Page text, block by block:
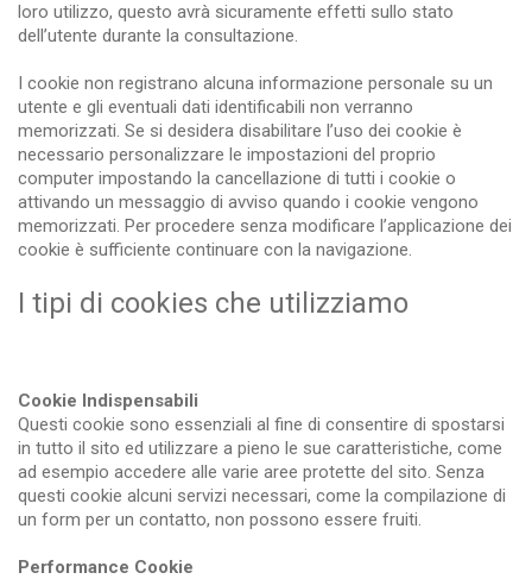
loro utilizzo, questo avrà sicuramente effetti sullo stato
dell’utente durante la consultazione.
I cookie non registrano alcuna informazione personale su un
utente e gli eventuali dati identificabili non verranno
memorizzati. Se si desidera disabilitare l’uso dei cookie è
necessario personalizzare le impostazioni del proprio
computer impostando la cancellazione di tutti i cookie o
attivando un messaggio di avviso quando i cookie vengono
memorizzati. Per procedere senza modificare l’applicazione dei
cookie è sufficiente continuare con la navigazione.
I tipi di cookies che utilizziamo
Cookie Indispensabili
Questi cookie sono essenziali al fine di consentire di spostarsi
in tutto il sito ed utilizzare a pieno le sue caratteristiche, come
ad esempio accedere alle varie aree protette del sito. Senza
questi cookie alcuni servizi necessari, come la compilazione di
un form per un contatto, non possono essere fruiti.
Performance Cookie